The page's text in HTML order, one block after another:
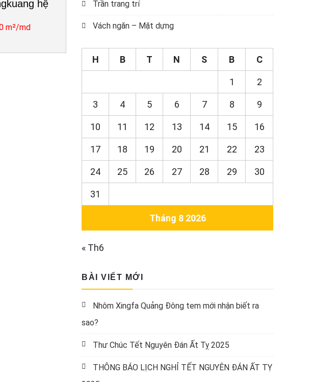
hệ
m²/md
Trần trang trí
Vách ngăn – Mặt dựng
Tháng 8 2026
H B T N S B C
1 2
3 4 5 6 7 8 9
10 11 12 13 14 15 16
17 18 19 20 21 22 23
24 25 26 27 28 29 30
31
« Th6
BÀI VIẾT MỚI
Nhôm Xingfa Quảng Đông tem mới nhận biết ra
sao?
Thư Chúc Tết Nguyên Đán Ất Tỵ 2025
THÔNG BÁO LỊCH NGHỈ TẾT NGUYÊN ĐÁN ẤT TỴ